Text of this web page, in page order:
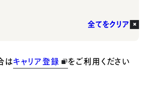
全てをクリア
はキャリア登録 をご利用ください